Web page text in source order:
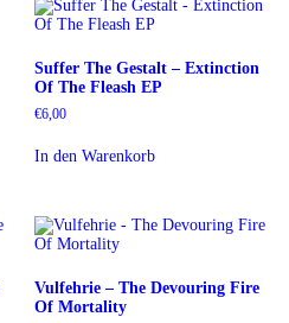
Suffer The Gestalt – Extinction
Of The Fleash EP
€6,00
In den Warenkorb
Vulfehrie – The Devouring Fire
Of Mortality